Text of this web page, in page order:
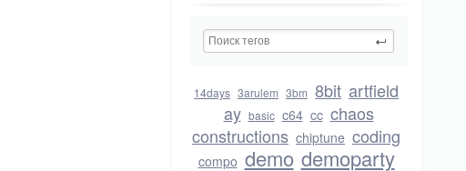
14days 3arulem 3bm 8bit artfield
ay basic c64 cc chaos
constructions chiptune coding
compo demo demoparty